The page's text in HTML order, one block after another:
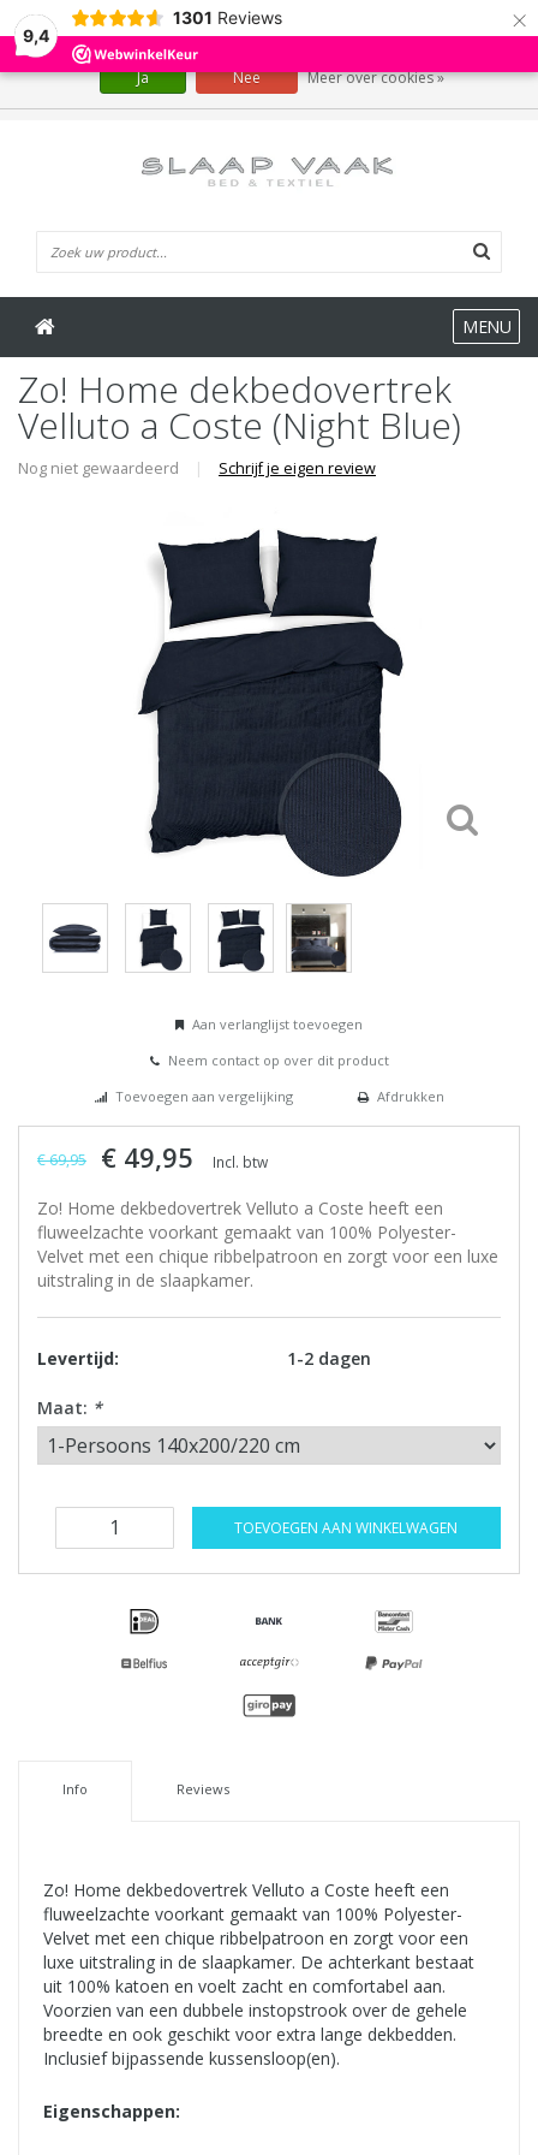
9,4
1301 Reviews ×
MENU
Zo! Home dekbedovertrek
Velluto a Coste (Night Blue)
Nog niet gewaardeerd | Schrijf je eigen review
Aan verlanglijst toevoegen
Neem contact op over dit product
Toevoegen aan vergelijking
Afdrukken
€ 69,95 € 49,95 Incl. btw
Zo! Home dekbedovertrek Velluto a Coste heeft een
fluweelzachte voorkant gemaakt van 100% Polyester-
Velvet met een chique ribbelpatroon en zorgt voor een luxe
uitstraling in de slaapkamer.
Levertijd: 1-2 dagen
Maat: *
TOEVOEGEN AAN WINKELWAGEN
Info Reviews
Zo! Home dekbedovertrek Velluto a Coste heeft een
fluweelzachte voorkant gemaakt van 100% Polyester-
Velvet met een chique ribbelpatroon en zorgt voor een
luxe uitstraling in de slaapkamer. De achterkant bestaat
uit 100% katoen en voelt zacht en comfortabel aan.
Voorzien van een dubbele instopstrook over de gehele
breedte en ook geschikt voor extra lange dekbedden.
Inclusief bijpassende kussensloop(en).
Eigenschappen:
Wij slaan cookies op om onze website te verbeteren. Is dat akkoord?
Ja Nee Meer over cookies »